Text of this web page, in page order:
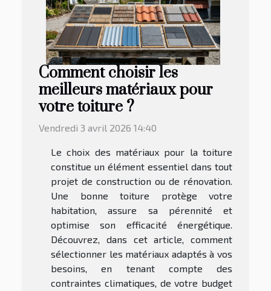
Comment choisir les
meilleurs matériaux pour
votre toiture ?
Vendredi 3 avril 2026 14:40
Le choix des matériaux pour la toiture
constitue un élément essentiel dans tout
projet de construction ou de rénovation.
Une bonne toiture protège votre
habitation, assure sa pérennité et
optimise son efficacité énergétique.
Découvrez, dans cet article, comment
sélectionner les matériaux adaptés à vos
besoins, en tenant compte des
contraintes climatiques, de votre budget